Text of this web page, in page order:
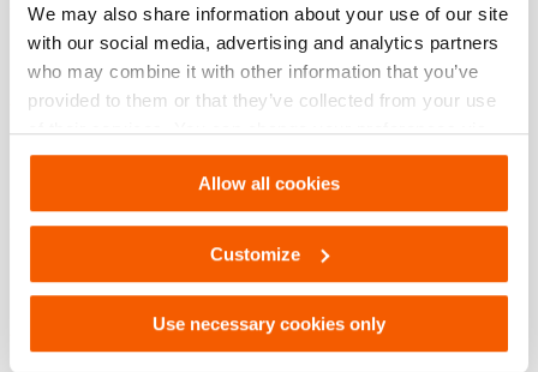
We may also share information about your use of our site
with our social media, advertising and analytics partners
who may combine it with other information that you’ve
provided to them or that they’ve collected from your use
of their services. You can change your preferences via
Settings. See ourcookiestatement.
Allow all cookies
Customize
Use necessary cookies only
Uma bateria especialmente concebida com células
grandes e de alta qualidade minimiza o desgaste
através de uma conectividade perfeita com a bomba.
A construção com veio central i-bolt minimiza a
separação da lâmina, melhorando o desempenho de
corte e proporcionando um acesso mais fácil em
espaços estreitos.
Veio central i-bolt e pinos de articulação equipados com
bicos de lubrificação para uma manutenção fácil.
ERGONÓMICAS
Concebido com alumínio de alta qualidade, combinando